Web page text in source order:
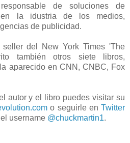
de soluciones de
la idustria de los medios,
de publicidad.
del New York Times 'The
también otros siete libros,
aparecido en CNN, CNBC, Fox
autor y el libro puedes visitar su
o seguirle enTwitter
username @chuckmartin1.